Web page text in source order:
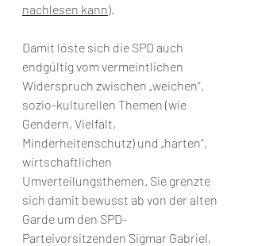
nachlesen kann).
Damit löste sich die SPD auch
endgültig vom vermeintlichen
Widerspruch zwischen „weichen“,
sozio-kulturellen Themen (wie
Gendern, Vielfalt,
Minderheitenschutz) und „harten“,
wirtschaftlichen
Umverteilungsthemen. Sie grenzte
sich damit bewusst ab von der alten
Garde um den SPD-
Parteivorsitzenden Sigmar Gabriel,